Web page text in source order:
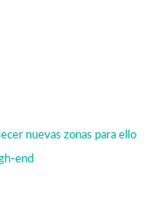
nuevas zonas para ello
end